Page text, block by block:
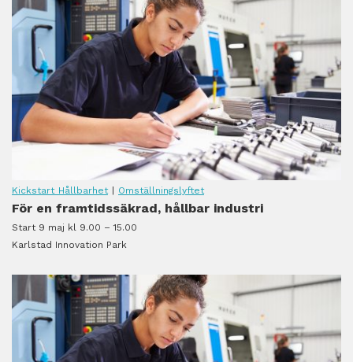
Kickstart Hållbarhet| Omställningslyftet
För en framtidssäkrad, hållbar industri
Start 9 maj kl 9.00 – 15.00
Karlstad Innovation Park